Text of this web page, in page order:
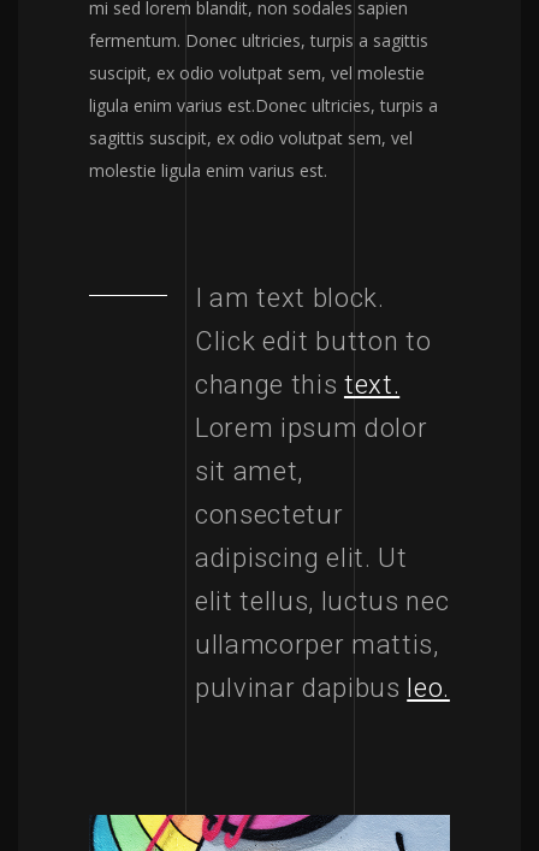
mi sed lorem blandit, non sodales sapien
fermentum. Donec ultricies, turpis a sagittis
suscipit, ex odio volutpat sem, vel molestie
ligula enim varius est.Donec ultricies, turpis a
sagittis suscipit, ex odio volutpat sem, vel
molestie ligula enim varius est.
I am text block.
Click edit button to
change this text.
Lorem ipsum dolor
sit amet,
consectetur
adipiscing elit. Ut
elit tellus, luctus nec
ullamcorper mattis,
pulvinar dapibus leo.